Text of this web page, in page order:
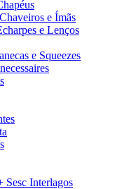
e Ímãs
e Lenços
e Squeezes
Sesc Interlagos